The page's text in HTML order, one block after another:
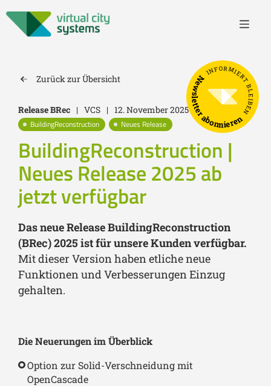
Zurück zur Übersicht
Release BRec | VCS | 12. November 2025
BuildingReconstruction
Neues Release
BuildingReconstruction |
Neues Release 2025 ab
jetzt verfügbar
Das neue Release BuildingReconstruction
(BRec) 2025 ist für unsere Kunden verfügbar.
Mit dieser Version haben etliche neue
Funktionen und Verbesserungen Einzug
gehalten.
Die Neuerungen im Überblick
Option zur Solid-Verschneidung mit
OpenCascade
INFORMIERT BLEIBEN
Newsletter abonnieren